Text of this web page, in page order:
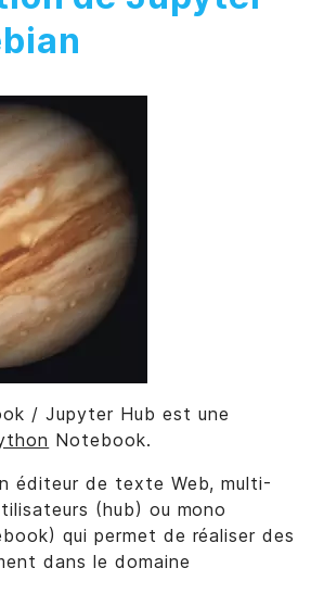
/ Jupyter Hub est une
Notebook.
éditeur de texte Web, multi-
(hub) ou mono
qui permet de réaliser des
dans le domaine